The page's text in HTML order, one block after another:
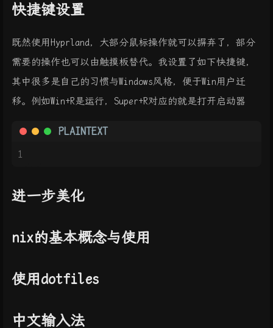
快捷键设置
既然使用Hyprland，大部分鼠标操作就可以摒弃了，部分
需要的操作也可以由触摸板替代。我设置了如下快捷键，
其中很多是自己的习惯与Windows风格，便于Win用户迁
移。例如Win+R是运行，Super+R对应的就是打开启动器
PLAINTEXT
1
进一步美化
nix的基本概念与使用
使用dotfiles
中文输入法